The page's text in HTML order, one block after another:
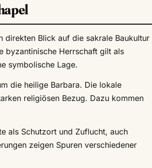
direkten Blick auf die sakrale Baukultur
byzantinische Herrschaft gilt als
symbolische Lage.
die heilige Barbara. Die lokale
religiösen Bezug. Dazu kommen
als Schutzort und Zuflucht, auch
zeigen Spuren verschiedener